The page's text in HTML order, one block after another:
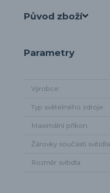
Původ zboží
Parametry
Výrobce
Typ světelného zdroje
Maximální příkon
Žárovky součástí svítidla
Rozměr svítidla